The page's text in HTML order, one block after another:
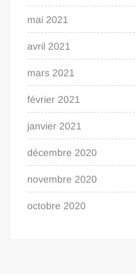
mai 2021
avril 2021
mars 2021
février 2021
janvier 2021
décembre 2020
novembre 2020
octobre 2020